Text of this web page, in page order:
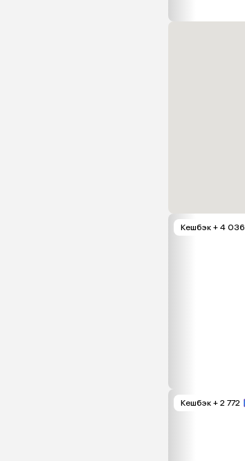
Кешбэк + 4 036
Кешбэк + 2 772